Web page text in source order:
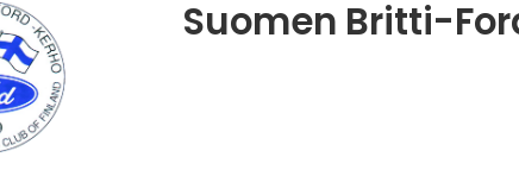
Suomen Britti-